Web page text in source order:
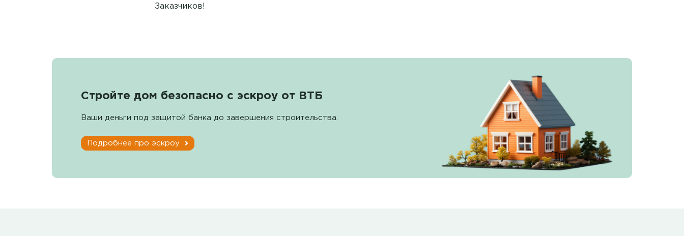
Заказчиков!
Стройте дом безопасно с эскроу от ВТБ
Ваши деньги под защитой банка до завершения строительства.
Подробнее про эскроу